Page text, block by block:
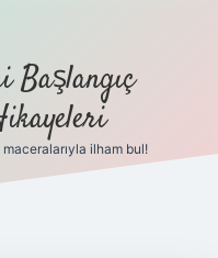
Başlangıç
maceralarıyla ilham bul!